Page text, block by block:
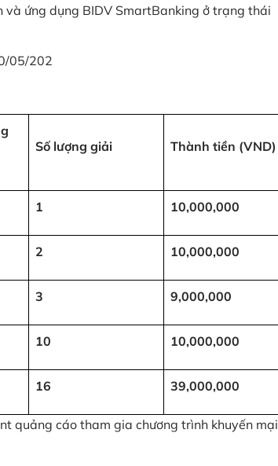
ứng dụng BIDV SmartBanking ở trạng thái
05/202
Số lượng giải Thành tiền (VND)
1 10,000,000
2 10,000,000
3 9,000,000
10 10,000,000
16 39,000,000
quảng cáo tham gia chương trình khuyến mại